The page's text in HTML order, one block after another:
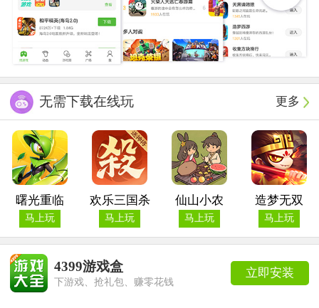
更多
无需下载在线玩
曙光重临
马上玩
欢乐三国杀
马上玩
仙山小农
马上玩
造梦无双
马上玩
立即安装
4399游戏盒
下游戏、抢礼包、赚零花钱